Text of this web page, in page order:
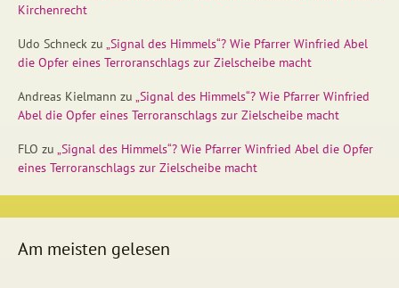
Kirchenrecht
Udo Schneck zu „Signal des Himmels“? Wie Pfarrer Winfried Abel
die Opfer eines Terroranschlags zur Zielscheibe macht
Andreas Kielmann zu „Signal des Himmels“? Wie Pfarrer Winfried
Abel die Opfer eines Terroranschlags zur Zielscheibe macht
FLO zu „Signal des Himmels“? Wie Pfarrer Winfried Abel die Opfer
eines Terroranschlags zur Zielscheibe macht
Am meisten gelesen